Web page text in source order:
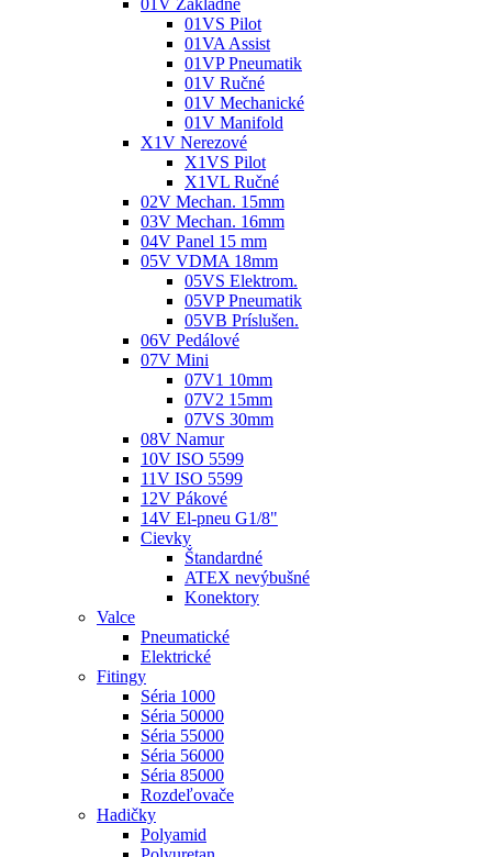
01V Základné
01VS Pilot
01VA Assist
01VP Pneumatik
01V Ručné
01V Mechanické
01V Manifold
X1V Nerezové
X1VS Pilot
X1VL Ručné
02V Mechan. 15mm
03V Mechan. 16mm
04V Panel 15 mm
05V VDMA 18mm
05VS Elektrom.
05VP Pneumatik
05VB Príslušen.
06V Pedálové
07V Mini
07V1 10mm
07V2 15mm
07VS 30mm
08V Namur
10V ISO 5599
11V ISO 5599
12V Pákové
14V El-pneu G1/8"
Cievky
Štandardné
ATEX nevýbušné
Konektory
Valce
Pneumatické
Elektrické
Fitingy
Séria 1000
Séria 50000
Séria 55000
Séria 56000
Séria 85000
Rozdeľovače
Hadičky
Polyamid